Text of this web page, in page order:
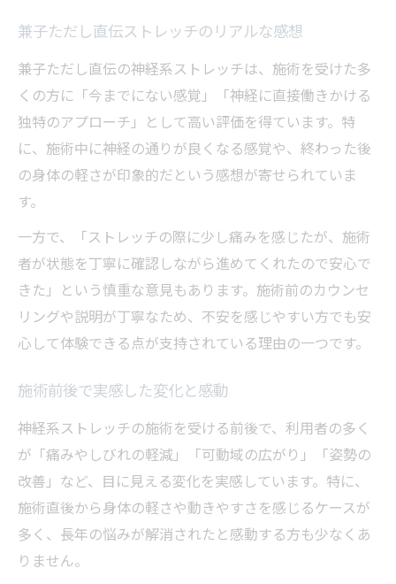
兼子ただし直伝ストレッチのリアルな感想
兼子ただし直伝の神経系ストレッチは、施術を受けた多
くの方に「今までにない感覚」「神経に直接働きかける
独特のアプローチ」として高い評価を得ています。特
に、施術中に神経の通りが良くなる感覚や、終わった後
の身体の軽さが印象的だという感想が寄せられていま
す。
一方で、「ストレッチの際に少し痛みを感じたが、施術
者が状態を丁寧に確認しながら進めてくれたので安心で
きた」という慎重な意見もあります。施術前のカウンセ
リングや説明が丁寧なため、不安を感じやすい方でも安
心して体験できる点が支持されている理由の一つです。
施術前後で実感した変化と感動
神経系ストレッチの施術を受ける前後で、利用者の多く
が「痛みやしびれの軽減」「可動域の広がり」「姿勢の
改善」など、目に見える変化を実感しています。特に、
施術直後から身体の軽さや動きやすさを感じるケースが
多く、長年の悩みが解消されたと感動する方も少なくあ
りません。